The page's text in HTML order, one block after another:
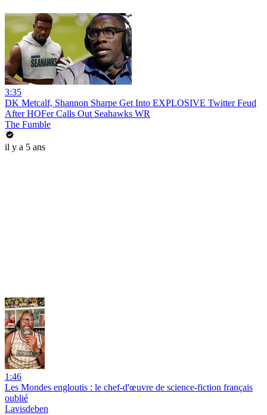
3:35
DK Metcalf, Shannon Sharpe Get Into EXPLOSIVE Twitter Feud
After HOFer Calls Out Seahawks WR
The Fumble
il y a 5 ans
1:46
Les Mondes engloutis : le chef-d'œuvre de science-fiction français
oublié
Lavisdeben